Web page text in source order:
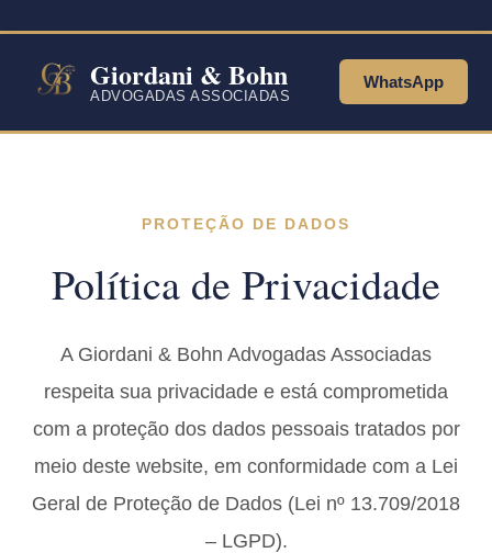
para
conteúdo
Giordani & Bohn
ADVOGADAS ASSOCIADAS
WhatsApp
PROTEÇÃO DE DADOS
Política de Privacidade
A Giordani & Bohn Advogadas Associadas
respeita sua privacidade e está comprometida
com a proteção dos dados pessoais tratados por
meio deste website, em conformidade com a Lei
Geral de Proteção de Dados (Lei nº 13.709/2018
– LGPD).